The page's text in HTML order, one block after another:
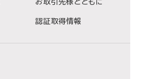
お取引先様とともに
認証取得情報